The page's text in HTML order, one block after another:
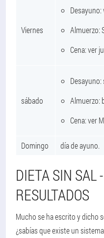
Viernes
Desayuno:
Almuerzo:
Cena: ver
sábado
Almuerzo:
Cena: ver
Domingo día de ayuno.
DIETA SIN SAL
RESULTADOS
Mucho se ha escrito y dicho
¿sabías que existe un